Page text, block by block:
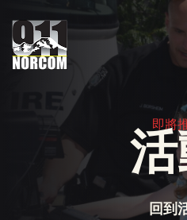
即將
回到